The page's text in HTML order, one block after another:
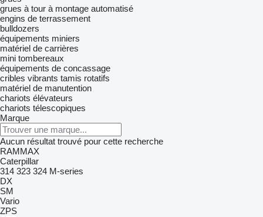
grues à tour à montage automatisé
engins de terrassement
bulldozers
équipements miniers
matériel de carrières
mini tombereaux
équipements de concassage
cribles vibrants tamis rotatifs
matériel de manutention
chariots élévateurs
chariots télescopiques
Marque
Aucun résultat trouvé pour cette recherche
RAMMAX
Caterpillar
314 323 324 M-series
DX
SM
Vario
ZPS